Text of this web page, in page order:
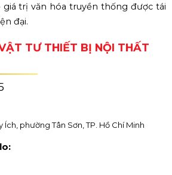
trị văn hóa truyền thống được tái
đại.
TƯ THIẾT BỊ NỘI THẤT
Ích, phường Tân Sơn, TP. Hồ Chí Minh